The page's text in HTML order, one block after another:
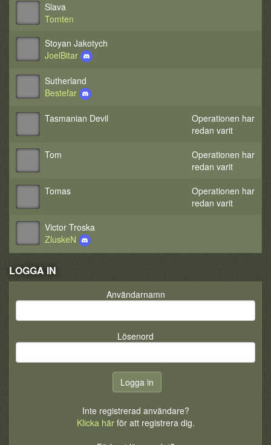
Slava
Tomten
Stoyan Jakotych
JoelBitar
Sutherland
Bestefar
Tasmanian Devil
Operationen har
redan varit
Tom
Operationen har
redan varit
Tomas
Operationen har
redan varit
Victor Troska
ZluskeN
LOGGA IN
Användarnamn
Lösenord
Inte registrerad användare?
Klicka härför att registrera dig.